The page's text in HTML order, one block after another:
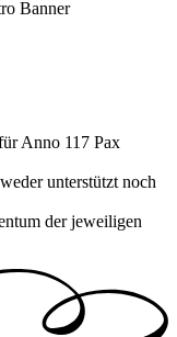
Anno 117 Pax
unterstützt noch
der jeweiligen